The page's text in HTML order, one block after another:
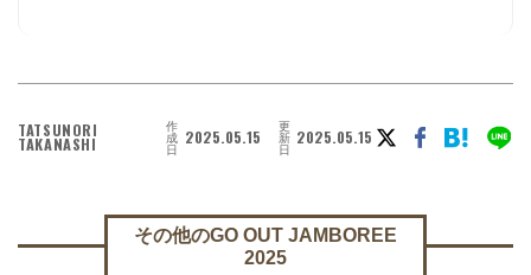
TATSUNORI
TAKANASHI
作
成
日
2025.05.15 更
新
日
2025.05.15
その他のGO OUT JAMBOREE
2025